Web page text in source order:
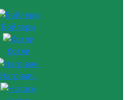
Бойлери
Котли
Нагрівачі